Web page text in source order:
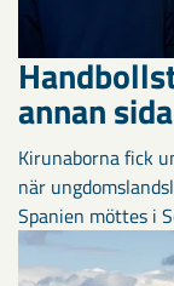
annan
Kirunaborna fick
när
Spanien möttes i